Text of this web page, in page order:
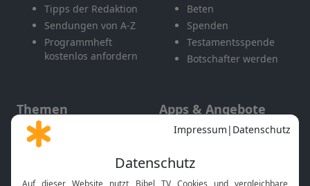
Tipps der Redaktion
Sendungen von A-Z
Programmheft
kostenlos anfordern
Beten
Spenden
Testamentsspende
Botschafter werden
Themen
Gott und Bibel erklärt
Apps & Angebote
Mobile App